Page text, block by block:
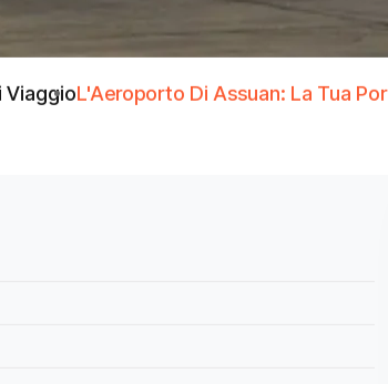
ViaggioL'Aeroporto Di Assuan: La Tua